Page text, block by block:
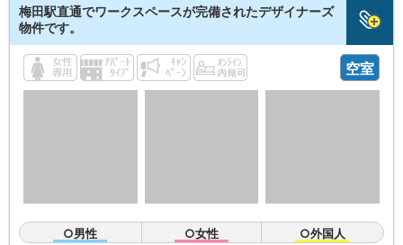
梅田駅直通でワークスペースが完備されたデザイナーズ
物件です。
空室
○男性 ○女性 ○外国人